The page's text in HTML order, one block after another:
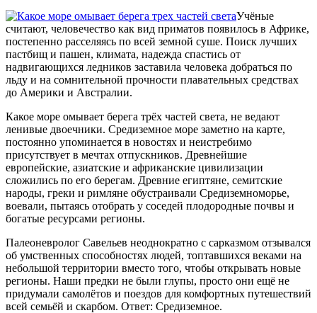
Учёные
считают, человечество как вид приматов появилось в Африке,
постепенно расселяясь по всей земной суше. Поиск лучших
пастбищ и пашен, климата, надежда спастись от
надвигающихся ледников заставила человека добраться по
льду и на сомнительной прочности плавательных средствах
до Америки и Австралии.
Какое море омывает берега трёх частей света, не ведают
ленивые двоечники. Средиземное море заметно на карте,
постоянно упоминается в новостях и неистребимо
присутствует в мечтах отпускников. Древнейшие
европейские, азиатские и африканские цивилизации
сложились по его берегам. Древние египтяне, семитские
народы, греки и римляне обустраивали Средиземноморье,
воевали, пытаясь отобрать у соседей плодородные почвы и
богатые ресурсами регионы.
Палеоневролог Савельев неоднократно с сарказмом отзывался
об умственных способностях людей, топтавшихся веками на
небольшой территории вместо того, чтобы открывать новые
регионы. Наши предки не были глупы, просто они ещё не
придумали самолётов и поездов для комфортных путешествий
всей семьёй и скарбом. Ответ: Средиземное.